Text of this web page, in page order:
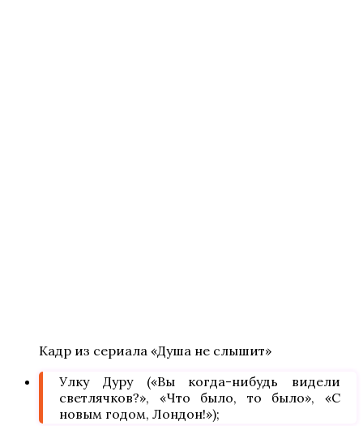
Кадр из сериала «Душа не слышит»
Улку Дуру («Вы когда-нибудь видели
светлячков?», «Что было, то было», «С
новым годом, Лондон!»);